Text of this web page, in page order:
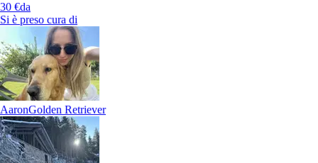
30 €da
Si è preso cura di
AaronGolden Retriever